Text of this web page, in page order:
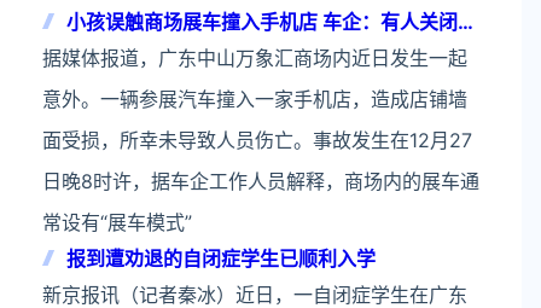
小孩误触商场展车撞入手机店 车企：有人关闭了
展车模式
据媒体报道，广东中山万象汇商场内近日发生一起
意外。一辆参展汽车撞入一家手机店，造成店铺墙
面受损，所幸未导致人员伤亡。事故发生在12月27
日晚8时许，据车企工作人员解释，商场内的展车通
常设有“展车模式”
报到遭劝退的自闭症学生已顺利入学
新京报讯（记者秦冰）近日，一自闭症学生在广东